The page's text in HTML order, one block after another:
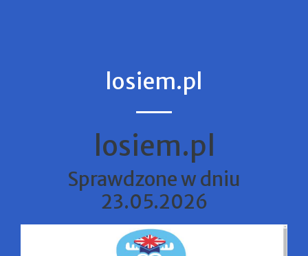
losiem.pl
losiem.pl
Sprawdzone w dniu
23.05.2026